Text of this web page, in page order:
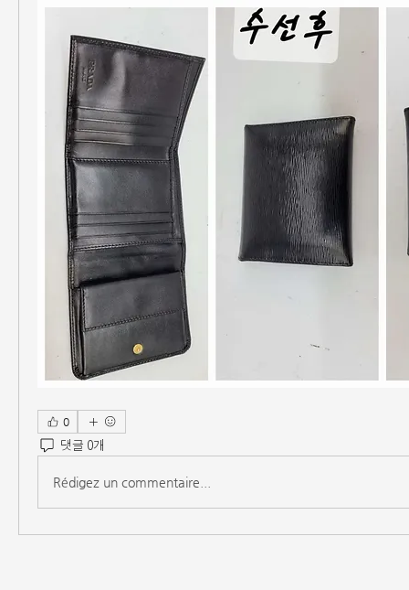
0
댓글 0개
Rédigez un commentaire...